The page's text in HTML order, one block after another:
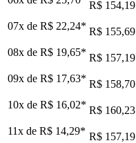
R$ 154,19
07x de R$ 22,24* R$ 155,69
08x de R$ 19,65* R$ 157,19
09x de R$ 17,63* R$ 158,70
10x de R$ 16,02* R$ 160,23
11x de R$ 14,29* R$ 157,19